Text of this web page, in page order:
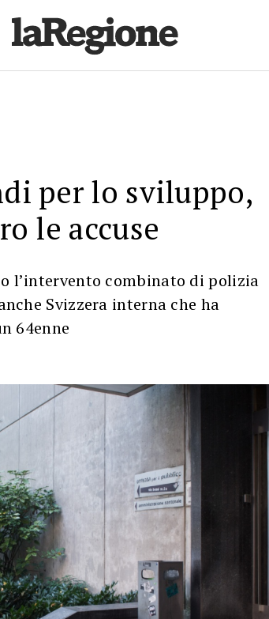
per lo sviluppo,
le accuse
l’intervento combinato di polizia
Svizzera interna che ha
64enne